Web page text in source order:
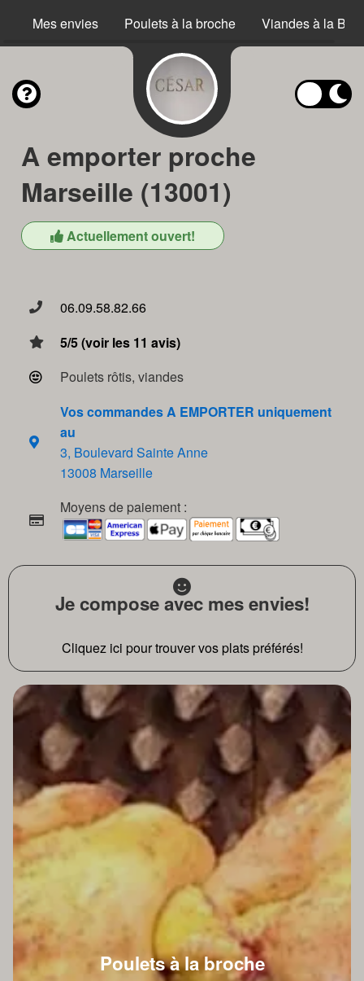
Mes envies Poulets à la broche Viandes à la
A emporter proche
Marseille (13001)
Actuellement ouvert!
06.09.58.82.66
5/5 (voir les 11 avis)
Poulets rôtis, viandes
Vos commandes A EMPORTER uniquement
au
3, Boulevard Sainte Anne
13008 Marseille
Moyens de paiement :
Je compose avec mes envies!
Cliquez ici pour trouver vos plats préférés!
Poulets à la broche